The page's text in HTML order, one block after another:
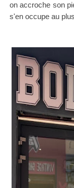
on accroche son
s'en occupe au